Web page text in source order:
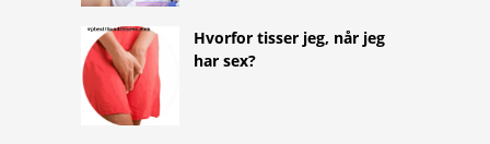
Hvorfor tisser jeg, når jeg
har sex?